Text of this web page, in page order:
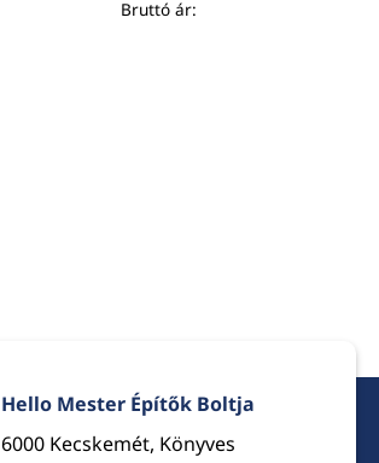
Bruttó ár:
Hello Mester Építők Boltja
6000 Kecskemét, Könyves